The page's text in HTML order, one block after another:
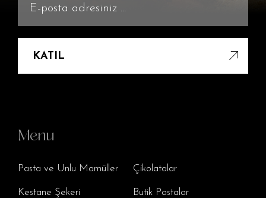
KATIL
Menu
Pasta ve Unlu Mamüller Çikolatalar
Kestane Şekeri Butik Pastalar